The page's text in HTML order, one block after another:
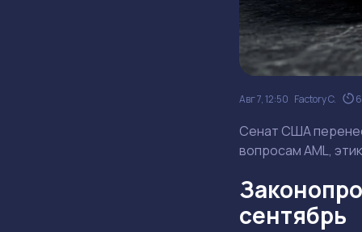
Авг 7, 12:50 Factory C.
Сенат США
вопросам AML,
сентябрь